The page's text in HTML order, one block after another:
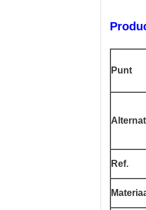
Punt
Ref.